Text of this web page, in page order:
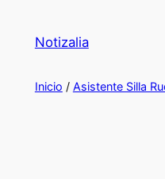
Notizalia
Inicio / Asistente Silla